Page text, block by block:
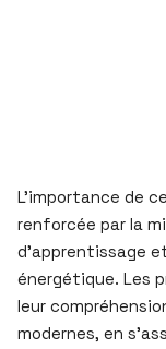
L’importance de
renforcée par la
d’apprentissage
énergétique. Les
leur
modernes, en